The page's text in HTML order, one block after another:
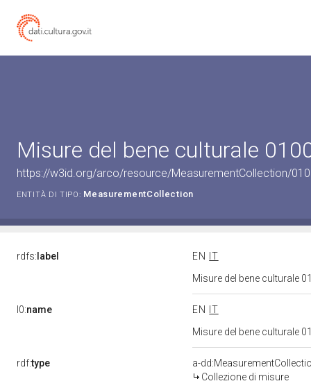
Misure del bene culturale
https://w3id.org/arco/resource/MeasurementCollection/
ENTITÀ DI TIPO: MeasurementCollection
rdfs: label EN
IT
Misure del bene culturale
l0:name EN
IT
Misure del bene culturale
rdf:type
a-
Collezione di misure